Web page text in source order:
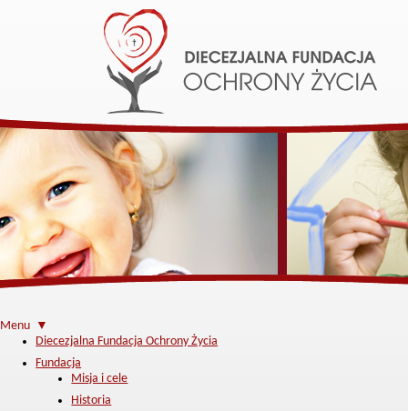
Menu ▼
Diecezjalna Fundacja Ochrony Życia
Fundacja
Misja i cele
Historia